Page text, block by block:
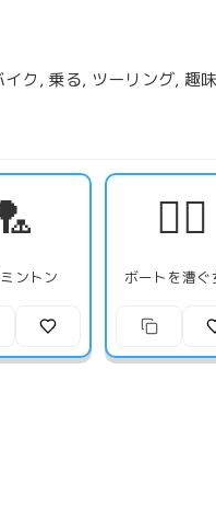
ク, 乗る, ツーリング, 趣味
ントン
🚣‍♀️
ボートを漕ぐ